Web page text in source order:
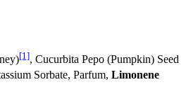
[1], Cucurbita Pepo (Pumpkin) Seed
Sorbate, Parfum, Limonene